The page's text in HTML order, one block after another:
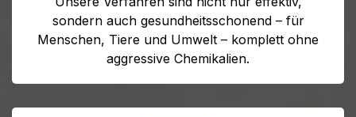
sondern auch gesundheitsschonend – für
Menschen, Tiere und Umwelt – komplett ohne
aggressive Chemikalien.